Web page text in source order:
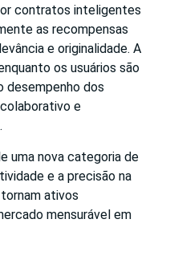
contratos inteligentes
as recompensas
e originalidade. A
os usuários são
desempenho dos
e
uma nova categoria de
e a precisão na
ativos
mensurável em